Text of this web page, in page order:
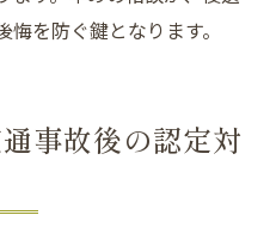
を防ぐ鍵となります。
事故後の認定対